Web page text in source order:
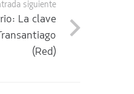
siguiente
La clave
(Red)